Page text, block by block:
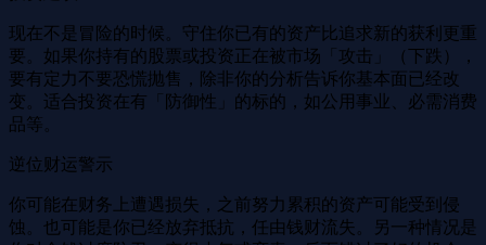
现在不是冒险的时候。守住你已有的资产比追求新的获利更重
要。如果你持有的股票或投资正在被市场「攻击」（下跌），
要有定力不要恐慌抛售，除非你的分析告诉你基本面已经改
变。适合投资在有「防御性」的标的，如公用事业、必需消费
品等。
逆位财运警示
你可能在财务上遭遇损失，之前努力累积的资产可能受到侵
蚀。也可能是你已经放弃抵抗，任由钱财流失。另一种情况是